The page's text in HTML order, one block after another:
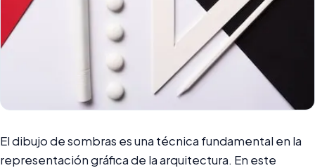
El dibujo de sombras es una técnica fundamental en la
representación gráfica de la arquitectura. En este